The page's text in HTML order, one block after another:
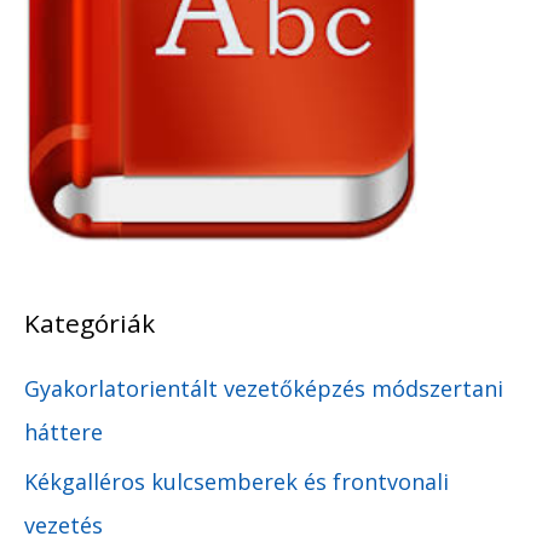
Kategóriák
Gyakorlatorientált vezetőképzés módszertani
háttere
Kékgalléros kulcsemberek és frontvonali
vezetés